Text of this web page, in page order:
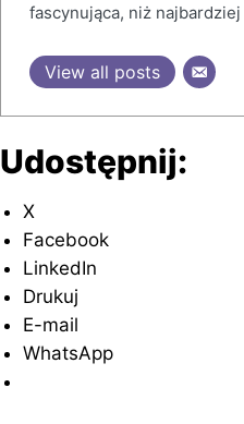
fascynująca, niż
View all posts
Udostępnij:
X
Facebook
LinkedIn
Drukuj
E-mail
WhatsApp